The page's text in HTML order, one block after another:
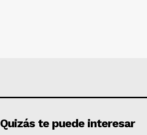
Quizás te puede interesar